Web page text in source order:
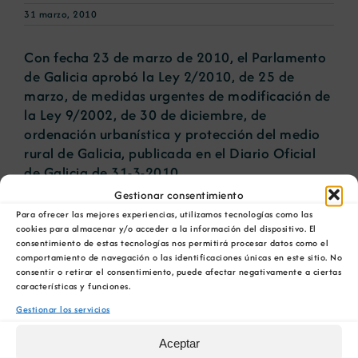
Gestionar consentimiento
Para ofrecer las mejores experiencias, utilizamos tecnologías como las
cookies para almacenar y/o acceder a la información del dispositivo. El
consentimiento de estas tecnologías nos permitirá procesar datos como el
comportamiento de navegación o las identificaciones únicas en este sitio. No
consentir o retirar el consentimiento, puede afectar negativamente a ciertas
características y funciones.
Gestionar los servicios
Aceptar
Portal de empleo
Contacto
31 marzo, 2010
Con fecha 23 de marzo de 2010, el Parlamento
de Galicia aprobó la Ley 2/2010, de 25 de
marzo, de medidas urgentes de modificación de
la Ley 9/2002, de 30 de diciembre, de
ordenación urbanística y protección del medio
rural de Galicia, publicada en el Diario Oficial
de Galicia de 31-3-2010.
Ver más información
Artículos relacionados
La COMG reúne a
empresarias con